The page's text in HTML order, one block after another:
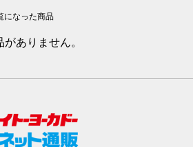
になった商品
ありません。